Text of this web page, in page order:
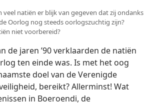
veel natiën er blijk van gegeven dat zij ondanks
Oorlog nog steeds oorlogszuchtig zijn?
niet voorbereid?
de jaren ’90 verklaarden de natiën
ten einde was. Is met het oog
doel van de Verenigde
bereikt? Allerminst! Wat
in Boeroendi, de